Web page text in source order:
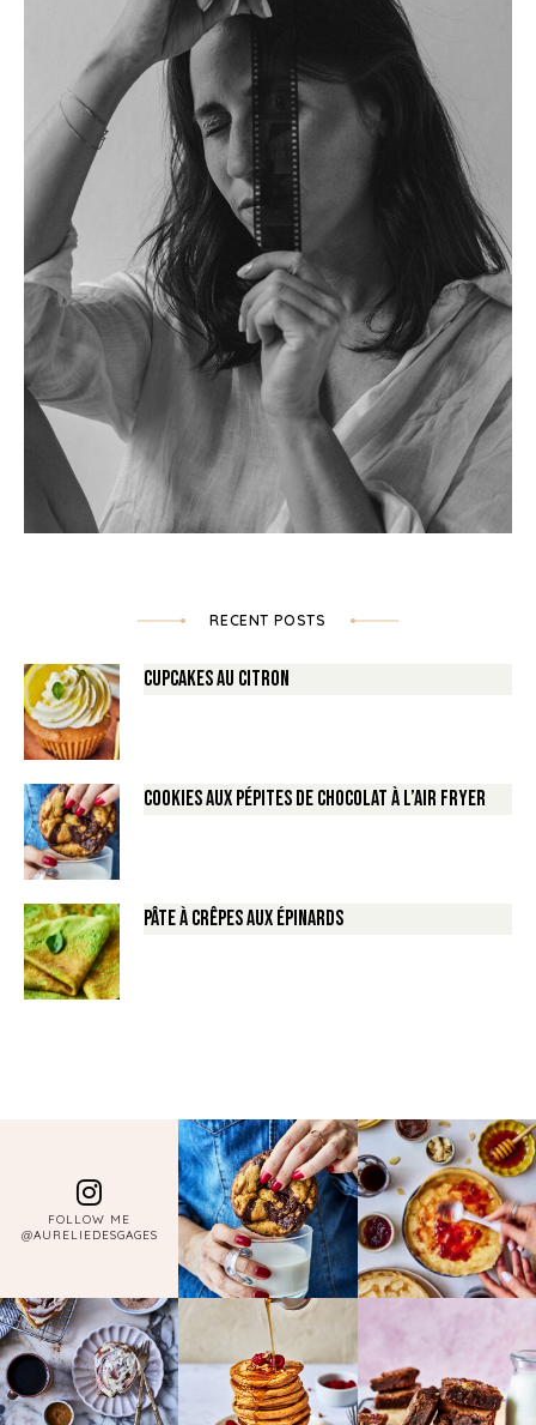
RECENT POSTS
Cupcakes au Citron
Cookies aux pépites de Chocolat à l’air fryer
Pâte à crêpes aux épinards
FOLLOW ME
@AURELIEDESGAGES